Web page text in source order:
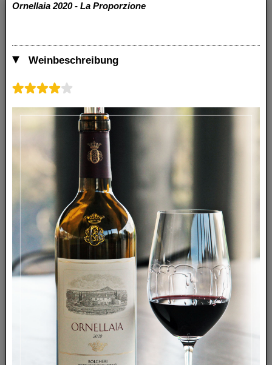
Ornellaia 2020 - La Proporzione
Weinbeschreibung